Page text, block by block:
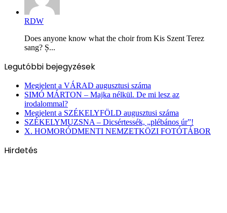
RDW
Does anyone know what the choir from Kis Szent Terez
sang? Ș...
Legutóbbi bejegyzések
Megjelent a VÁRAD augusztusi száma
SIMÓ MÁRTON – Majka nélkül. De mi lesz az
irodalommal?
Megjelent a SZÉKELYFÖLD augusztusi száma
SZÉKELYMUZSNA – Dicsértessék, „plébános úr”!
X. HOMORÓDMENTI NEMZETKÖZI FOTÓTÁBOR
Hirdetés